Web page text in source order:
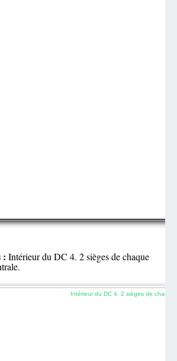
: Intérieur du DC 4. 2 sièges de chaque